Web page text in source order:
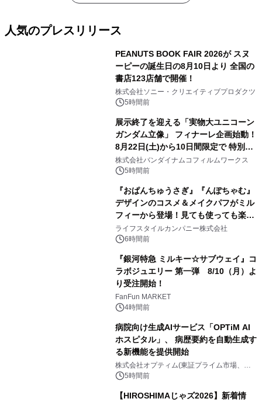
人気のプレスリリース
PEANUTS BOOK FAIR 2026が スヌ
ーピーの誕生日の8月10日より 全国の
書店123店舗で開催！
株式会社ソニー・クリエイティブプロダクツ
5時間前
展示終了を迎える「実物大ユニコーン
ガンダム立像」 フィナーレ企画始動！
8月22日(土)から10日間限定で 特別映
像『UNICORN GUNDAM Statue ―
BEYOND POSSIBILITY ―』を上映！
株式会社バンダイナムコフィルムワークス
5時間前
『おぱんちゅうさぎ』『んぽちゃむ』
デザインのコスメ＆メイクパフがミル
フィーから登場！見ても使っても楽し
い、ポップでキュートなコレクショ
ン。
ライフスタイルカンパニー株式会社
6時間前
『銀河特急 ミルキー☆サブウェイ』コ
ラボジュエリー 第一弾 8/10（月）よ
り受注開始！
FanFun MARKET
4時間前
病院向け生成AIサービス「OPTiM AI
ホスピタル」、 病歴要約を自動生成す
る新機能を提供開始
株式会社オプティム(東証プライム市場、コ
ード：3694)
5時間前
【HIROSHIMAじゃズ2026】新着情